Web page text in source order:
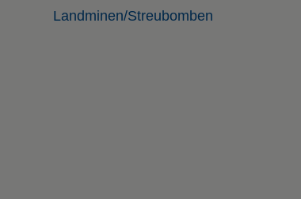
Landminen/Streubomben